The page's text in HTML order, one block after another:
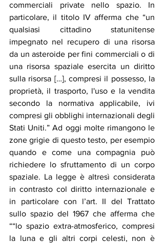
commerciali private nello spazio. In
particolare, il titolo IV afferma che “un
qualsiasi cittadino statunitense
impegnato nel recupero di una risorsa
da un asteroide per fini commerciali o di
una risorsa spaziale esercita un diritto
sulla risorsa […], compresi il possesso, la
proprietà, il trasporto, l'uso e la vendita
secondo la normativa applicabile, ivi
compresi gli obblighi internazionali degli
Stati Uniti.” Ad oggi molte rimangono le
zone grigie di questo testo, per esempio
quando e come una compagnia può
richiedere lo sfruttamento di un corpo
spaziale. La legge è altresì considerata
in contrasto col diritto internazionale e
in particolare con l’art. II del Trattato
sullo spazio del 1967 che afferma che
““lo spazio extra-atmosferico, compresi
la luna e gli altri corpi celesti, non è